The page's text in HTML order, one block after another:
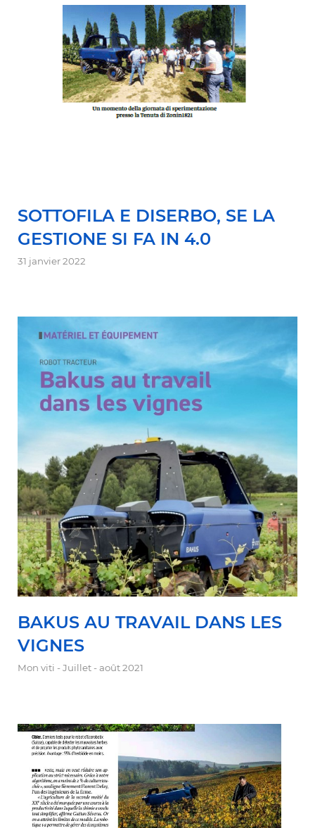
SOTTOFILA E DISERBO, SE LA
GESTIONE SI FA IN 4.0
31 janvier 2022
BAKUS AU TRAVAIL DANS LES
VIGNES
Mon viti - Juillet - août 2021